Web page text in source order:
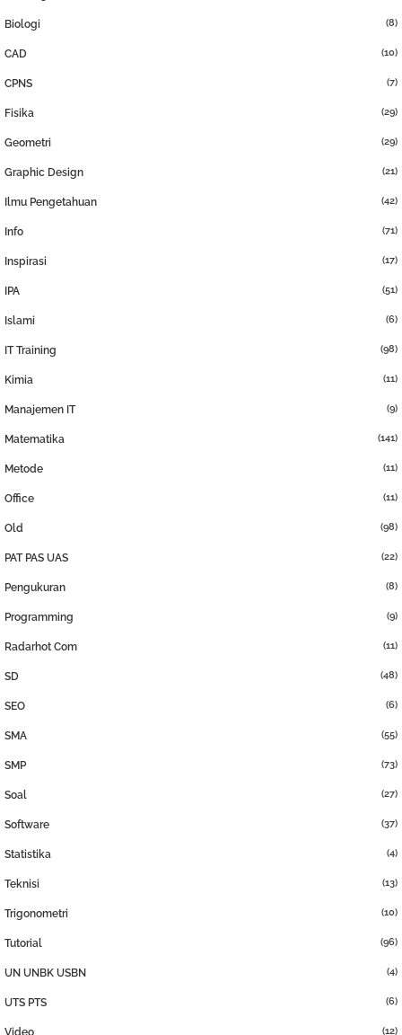
Biologi (8)
CAD (10)
CPNS (7)
Fisika (29)
Geometri (29)
Graphic Design (21)
Ilmu Pengetahuan (42)
Info (71)
Inspirasi (17)
IPA (51)
Islami (6)
IT Training (98)
Kimia (11)
Manajemen IT (9)
Matematika (141)
Metode (11)
Office (11)
Old (98)
PAT PAS UAS (22)
Pengukuran (8)
Programming (9)
Radarhot Com (11)
SD (48)
SEO (6)
SMA (55)
SMP (73)
Soal (27)
Software (37)
Statistika (4)
Teknisi (13)
Trigonometri (10)
Tutorial (96)
UN UNBK USBN (4)
UTS PTS (6)
(12)